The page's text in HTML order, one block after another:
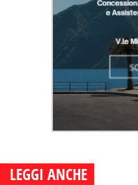
LEGGI ANCHE